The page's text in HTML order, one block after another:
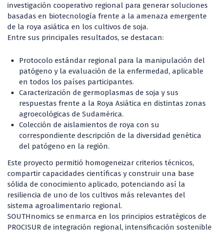
investigación cooperativo regional para generar soluciones
basadas en biotecnología frente a la amenaza emergente
de la roya asiática en los cultivos de soja.
Entre sus principales resultados, se destacan:
Protocolo estándar regional para la manipulación del
patógeno y la evaluación de la enfermedad, aplicable
en todos los países participantes.
Caracterización de germoplasmas de soja y sus
respuestas frente a la Roya Asiática en distintas zonas
agroecológicas de Sudamérica.
Colección de aislamientos de roya con su
correspondiente descripción de la diversidad genética
del patógeno en la región.
Este proyecto permitió homogeneizar criterios técnicos,
compartir capacidades científicas y construir una base
sólida de conocimiento aplicado, potenciando así la
resiliencia de uno de los cultivos más relevantes del
sistema agroalimentario regional.
SOUTHnomics se enmarca en los principios estratégicos de
PROCISUR de integración regional, intensificación sostenible